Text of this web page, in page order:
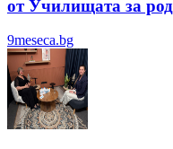
от Училищата за
9meseca.bg